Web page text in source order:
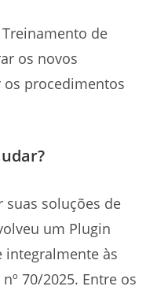
Treinamento de
os novos
procedimentos
suas soluções de
um Plugin
integralmente às
70/2025. Entre os